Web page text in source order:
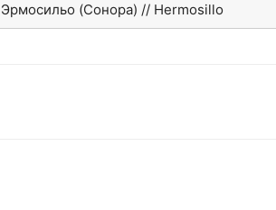
Эрмосильо (Cонора) // Hermosillo